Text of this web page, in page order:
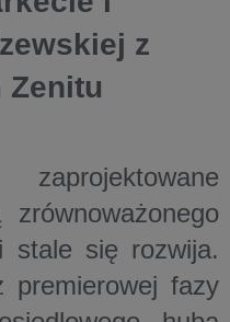
z
Zenitu
stale się rozwija.
premierowej fazy